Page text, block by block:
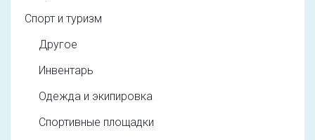
Спорт и туризм
Другое
Инвентарь
Одежда и экипировка
Спортивные площадки